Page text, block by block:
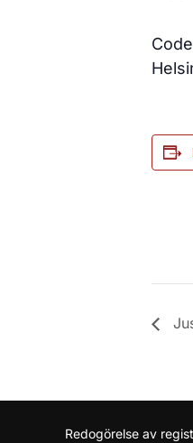
Redogörelse av